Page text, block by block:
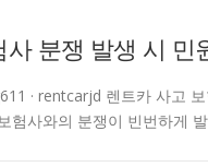
분쟁 발생 시 민
· rentcarjd 렌트카 사고
험사와의 분쟁이 빈번하게